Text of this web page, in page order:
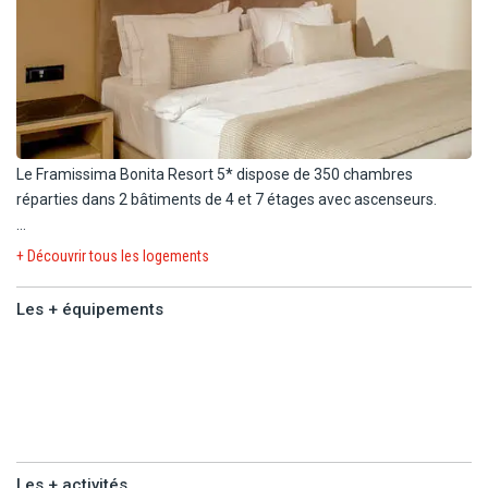
Le Framissima Bonita Resort 5* dispose de 350 chambres
réparties dans 2 bâtiments de 4 et 7 étages avec ascenseurs.
Durant votre séjour, vous serez logés en chambre standard (30
- Mini-réfrigérateur (vide).
+ Découvrir tous les logements
Les + équipements